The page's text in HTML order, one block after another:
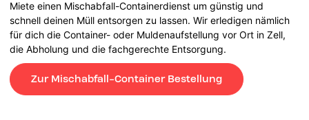
Miete einen Mischabfall-Containerdienst um günstig und
schnell deinen Müll entsorgen zu lassen. Wir erledigen nämlich
für dich die Container- oder Muldenaufstellung vor Ort in Zell,
die Abholung und die fachgerechte Entsorgung.
Zur Mischabfall-Container Bestellung